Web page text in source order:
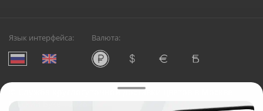
Язык интерфейса: Валюта:
Служба круглосуточной доставки цветов в Москве
Русский Букет, 2026